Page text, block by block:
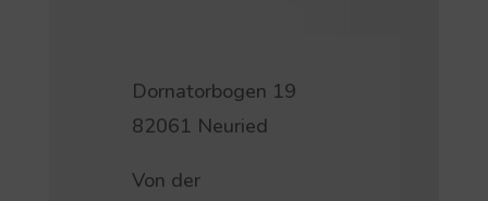
Dornatorbogen 19
82061 Neuried
Von der